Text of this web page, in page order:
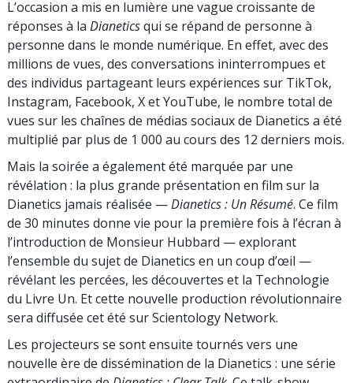
L’occasion a mis en lumière une vague croissante de
réponses à la Dianeticsqui se répand de personne à
personne dans le monde numérique. En effet, avec des
millions de vues, des conversations ininterrompues et
des individus partageant leurs expériences sur TikTok,
Instagram, Facebook, X et YouTube, le nombre total de
vues sur les chaînes de médias sociaux de Dianetics a été
multiplié par plus de 1 000 au cours des 12 derniers mois.
Mais la soirée a également été marquée par une
révélation : la plus grande présentation en film sur la
Dianetics jamais réalisée —Dianetics : Un Résumé. Ce film
de 30 minutes donne vie pour la première fois à l’écran à
l’introduction de Monsieur Hubbard — explorant
l’ensemble du sujet de Dianetics en un coup d’œil —
révélant les percées, les découvertes et la Technologie
du Livre Un. Et cette nouvelle production révolutionnaire
sera diffusée cet été sur Scientology Network.
Les projecteurs se sont ensuite tournés vers une
nouvelle ère de dissémination de la Dianetics : une série